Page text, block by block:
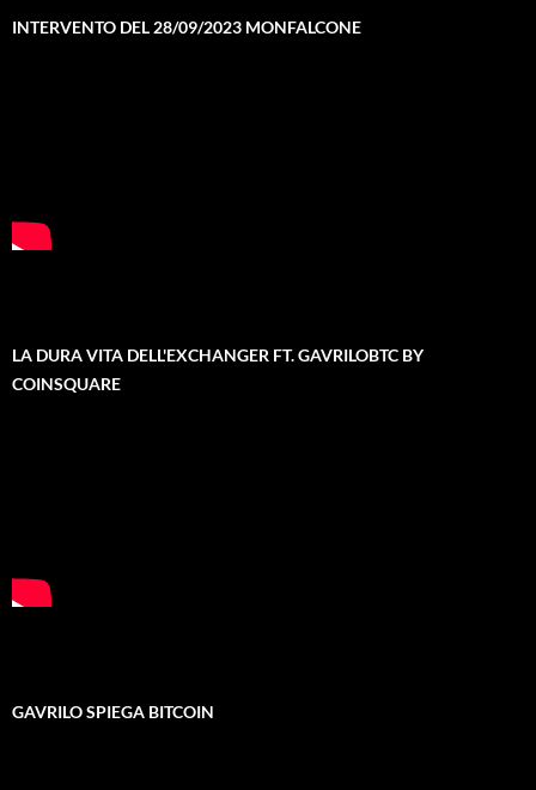
INTERVENTO DEL 28/09/2023 MONFALCONE
LA DURA VITA DELL'EXCHANGER FT. GAVRILOBTC BY
COINSQUARE
GAVRILO SPIEGA BITCOIN